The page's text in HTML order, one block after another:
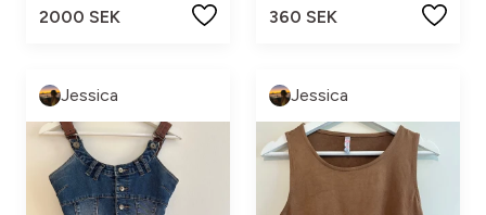
2000 SEK 360 SEK
Jessica Jessica